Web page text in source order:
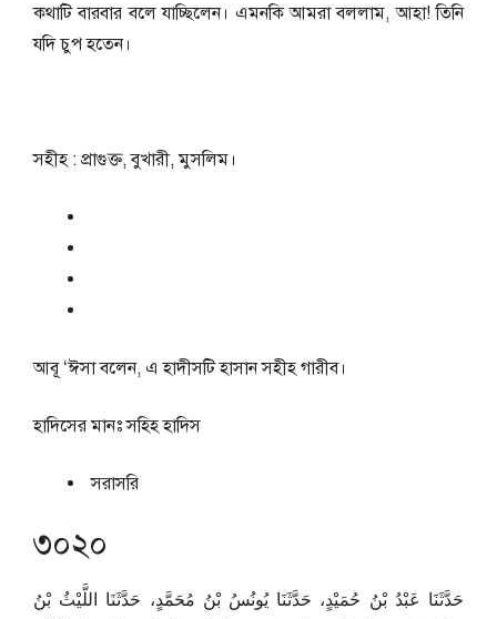
কথাটি বারবার বলে যাচ্ছিলেন। এমনকি আমরা বললাম, আহা! তিনি
যদি চুপ হতেন।
সহীহ : প্রাগুক্ত, বুখারী, মুসলিম।
আবূ ‘ঈসা বলেন, এ হাদীসটি হাসান সহীহ গারীব।
হাদিসের মানঃসহিহ হাদিস
সরাসরি
৩০২০
حَدَّثَنَا عَبْدُ بْنُ حُمَيْدٍ، حَدَّثَنَا يُونُسُ بْنُ مُحَمَّدٍ، حَدَّثَنَا اللَّيْثُ بْنُ